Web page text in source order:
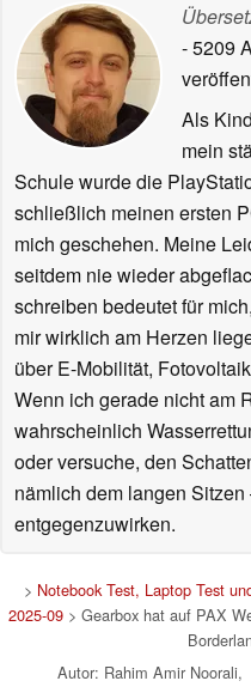
- 5209
Als
mein
Schule wurde die
schließlich meinen ersten
mich geschehen. Meine
seitdem nie wieder
schreiben bedeutet für
mir wirklich am Herzen
über E-Mobilität,
Wenn ich gerade nicht am
wahrscheinlich
oder versuche, den
nämlich dem langen
entgegenzuwirken.
> Notebook Test, Laptop Test
2025-09 > Gearbox hat auf PAX
Autor: Rahim Amir